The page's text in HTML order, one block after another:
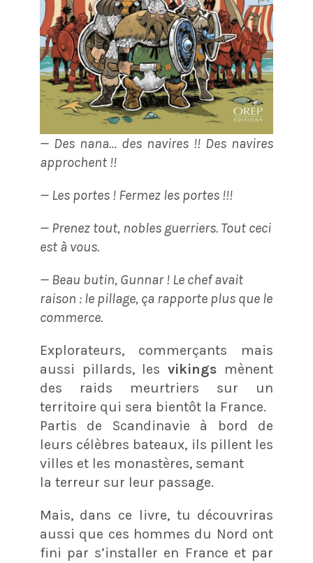
— Des nana… des navires !! Des navires
approchent !!
— Les portes ! Fermez les portes !!!
— Prenez tout, nobles guerriers. Tout ceci
est à vous.
— Beau butin, Gunnar ! Le chef avait
raison : le pillage, ça rapporte plus que le
commerce.
Explorateurs, commerçants mais
aussi pillards, lesvikings mènent
des raids meurtriers sur un
territoire qui sera bientôt la France.
Partis de Scandinavie à bord de
leurs célèbres bateaux, ils pillent les
villes et les monastères, semant
la terreur sur leur passage.
Mais, dans ce livre, tu découvriras
aussi que ces hommes du Nord ont
fini par s’installer en France et par